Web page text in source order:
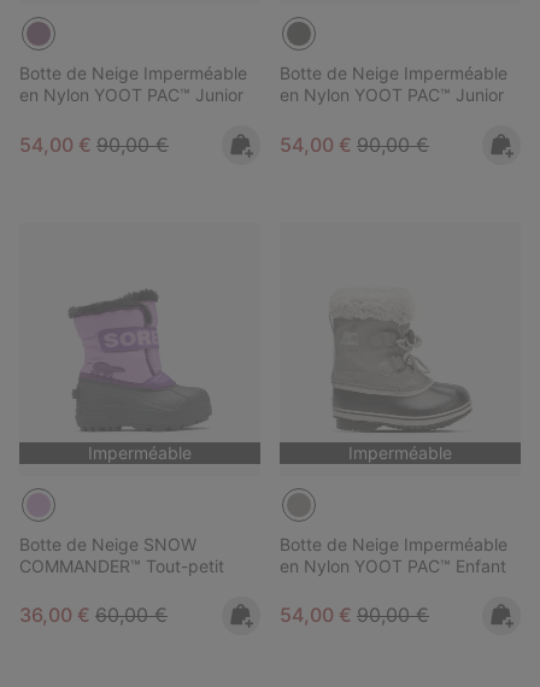
Botte de Neige Imperméable
en Nylon YOOT PAC™ Junior
Sale price:
54,00 € Regular price:
90,00 €
Botte de Neige Imperméable
en Nylon YOOT PAC™ Junior
Sale price:
54,00 € Regular price:
90,00 €
Imperméable
Botte de Neige SNOW
COMMANDER™ Tout-petit
Sale price:
36,00 € Regular price:
60,00 €
Imperméable
Botte de Neige Imperméable
en Nylon YOOT PAC™ Enfant
Sale price:
54,00 € Regular price:
90,00 €